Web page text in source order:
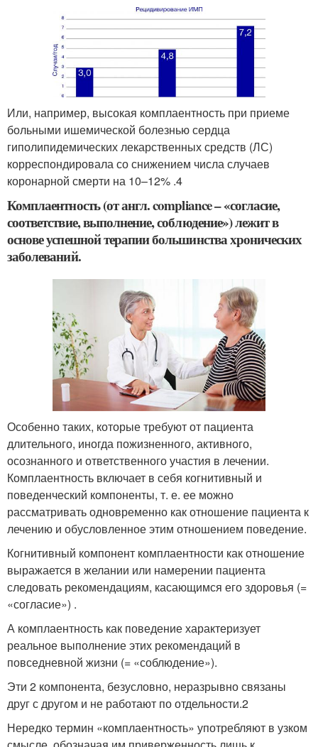
Или, например, высокая комплаентность при приеме
больными ишемической болезнью сердца
гиполипидемических лекарственных средств (ЛС)
корреспондировала со снижением числа случаев
коронарной смерти на 10–12% .4
Комплаентность (от англ. compliance – «согласие,
соответствие, выполнение, соблюдение») лежит в
основе успешной терапии большинства хронических
заболеваний.
Особенно таких, которые требуют от пациента
длительного, иногда пожизненного, активного,
осознанного и ответственного участия в лечении.
Комплаентность включает в себя когнитивный и
поведенческий компоненты, т. е. ее можно
рассматривать одновременно как отношение пациента к
лечению и обусловленное этим отношением поведение.
Когнитивный компонент комплаентности как отношение
выражается в желании или намерении пациента
следовать рекомендациям, касающимся его здоровья (=
«согласие») .
А комплаентность как поведение характеризует
реальное выполнение этих рекомендаций в
повседневной жизни (= «соблюдение»).
Эти 2 компонента, безусловно, неразрывно связаны
друг с другом и не работают по отдельности.2
Нередко термин «комплаентность» употребляют в узком